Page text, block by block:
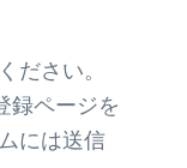
ださい。
録ページを
には送信